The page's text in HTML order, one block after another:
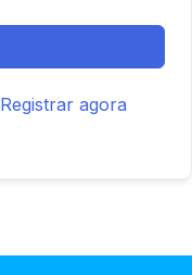
Registrar agora